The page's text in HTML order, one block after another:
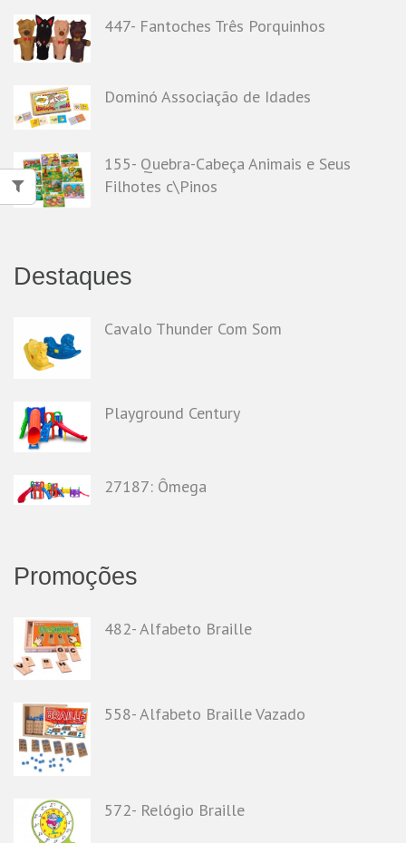
447- Fantoches Três Porquinhos
Dominó Associação de Idades
155- Quebra-Cabeça Animais e Seus
Filhotes c\Pinos
Destaques
Cavalo Thunder Com Som
Playground Century
27187: Ômega
Promoções
482- Alfabeto Braille
558- Alfabeto Braille Vazado
572- Relógio Braille